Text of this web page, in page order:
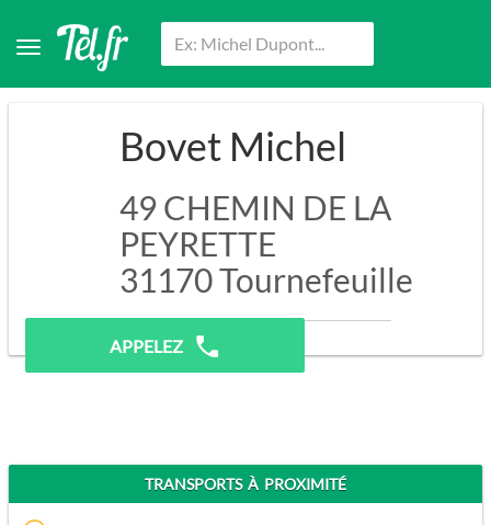
Bovet Michel
49 CHEMIN DE LA
PEYRETTE
31170Tournefeuille
APPELEZContacter par email
TRANSPORTS À PROXIMITÉ